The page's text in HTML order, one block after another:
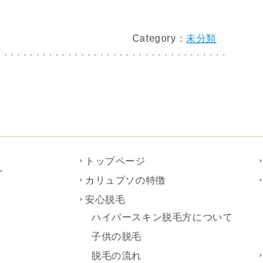
Category：未分類
トップページ
カリュプソの特徴
安心脱毛
ハイパースキン脱毛方について
子供の脱毛
脱毛の流れ